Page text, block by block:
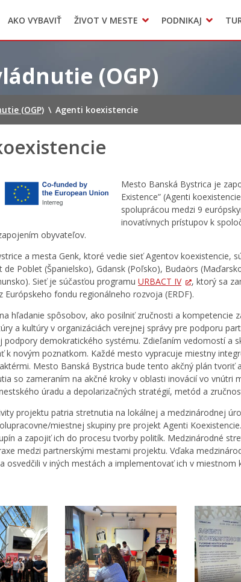
Zmluvy, faktúry a objednávky
AKO VYBAVIŤ ŽIVOT V MESTE
Odpady, verejné priestranstváPODNIKAJ
Accommodation
(OGP)
(OGP) \ Agenti koexistencie
Mesto Banská Bystrica je
Existence” (Agenti
spoluprácou medzi 9
inovatívnych prístupov k
obyvateľov.
a mesta Genk, ktoré vedie sieť Agentov koexistencie,
de Poblet (Španielsko), Gdansk (Poľsko), Budaörs
Sieť je súčasťou programu URBACT IV
, ktorý sa
Európskeho fondu regionálneho rozvoja (ERDF).
hľadanie spôsobov, ako posilniť zručnosti a kompetencie
a kultúry v organizáciách verejnej správy pre podporu
podpory demokratického systému. Zdieľaním vedomostí a
k novým poznatkom. Každé mesto vypracuje miestny
Mesto Banská Bystrica bude tento akčný plán tvoriť
so zameraním na akčné kroky v oblasti inovácií vo vnútri
úradu a depolarizačných stratégií, metód a
projektu patria stretnutia na lokálnej a medzinárodnej
miestnej skupiny pre projekt Agenti
a zapojiť ich do procesu tvorby politík. Medzinárodné
medzi partnerskými mestami projektu. Vďaka
osvedčili v iných mestách a implementovať ich v miestnom